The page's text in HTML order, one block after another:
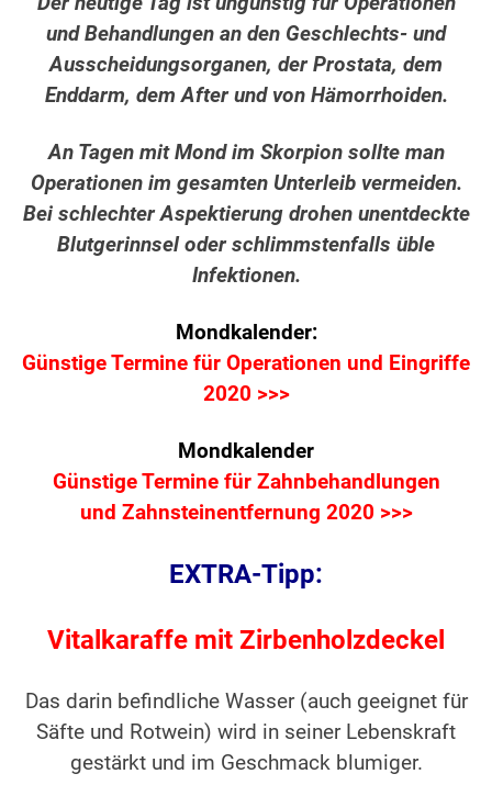
und Behandlungen an den Geschlechts- und
Ausscheidungsorganen, der Prostata, dem
Enddarm, dem After und von Hämorrhoiden.
An Tagen mit Mond im Skorpion sollte man
Operationen im gesamten Unterleib vermeiden.
Bei schlechter Aspektierung drohen unentdeckte
Blutgerinnsel oder schlimmstenfalls üble
Infektionen.
Mondkalender:
Günstige Termine für Operationen und Eingriffe
2020 >>>
Mondkalender
Günstige Termine für Zahnbehandlungen
und Zahnsteinentfernung 2020 >>>
EXTRA-Tipp:
Vitalkaraffe mit Zirbenholzdeckel
Das darin befindliche Wasser (auch geeignet für
Säfte und Rotwein) wird in seiner Lebenskraft
gestärkt und im Geschmack blumiger.